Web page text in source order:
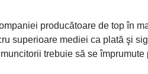
producătoare de top în
superioare mediei ca plată şi
trebuie să se împrumute